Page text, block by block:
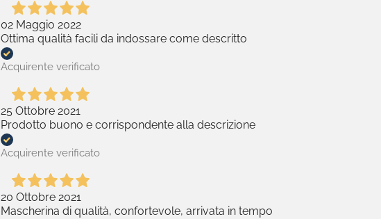
02 Maggio 2022
Ottima qualità facili da indossare come descritto
Acquirente verificato
25 Ottobre 2021
Prodotto buono e corrispondente alla descrizione
Acquirente verificato
20 Ottobre 2021
Mascherina di qualità, confortevole, arrivata in tempo